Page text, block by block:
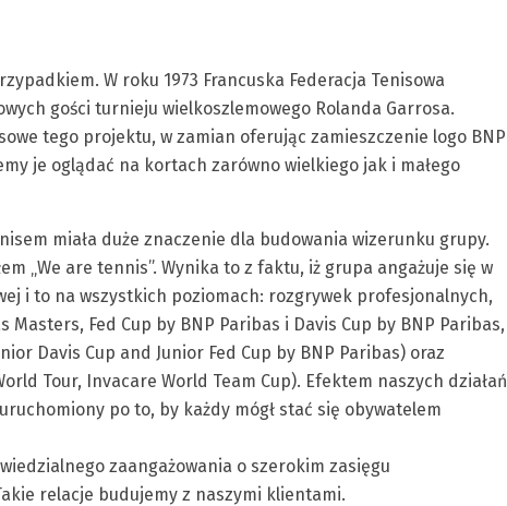
W roku 1973 Francuska Federacja Tenisowa
gości turnieju wielkoszlemowego Rolanda Garrosa.
tego projektu, w zamian oferując zamieszczenie logo BNP
je oglądać na kortach zarówno wielkiego jak i małego
miała duże znaczenie dla budowania wizerunku grupy.
„We are tennis”. Wynika to z faktu, iż grupa angażuje się w
i to na wszystkich poziomach: rozgrywek profesjonalnych,
Fed Cup by BNP Paribas i Davis Cup by BNP Paribas,
Davis Cup and Junior Fed Cup by BNP Paribas) oraz
Tour, Invacare World Team Cup). Efektem naszych działań
uruchomiony po to, by każdy mógł stać się obywatelem
zaangażowania o szerokim zasięgu
relacje budujemy z naszymi klientami.